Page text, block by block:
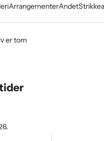
ArrangementerAndet
er tom